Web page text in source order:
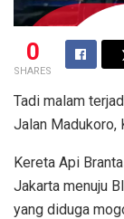
0
SHARES
Tadi malam
Jalan Madukoro,
Kereta Api
Jakarta menuju
yang diduga